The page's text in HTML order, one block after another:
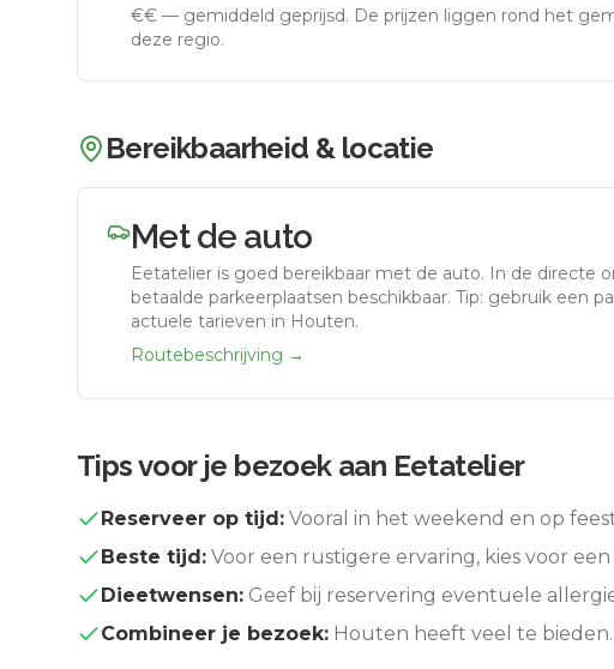
€€ — gemiddeld geprijsd. De prijzen liggen rond het
deze regio.
Bereikbaarheid & locatie
Met de auto
Eetatelier is goed bereikbaar met de auto. In de directe
betaalde parkeerplaatsen beschikbaar. Tip: gebruik een
actuele tarieven in Houten.
Routebeschrijving →
Tips voor je bezoek aan Eetatelier
Reserveer op tijd: Vooral in het weekend en op
Beste tijd: Voor een rustigere ervaring, kies voor
Dieetwensen: Geef bij reservering eventuele
Combineer je bezoek: Houten heeft veel te